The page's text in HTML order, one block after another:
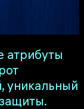
атрибуты
уникальный